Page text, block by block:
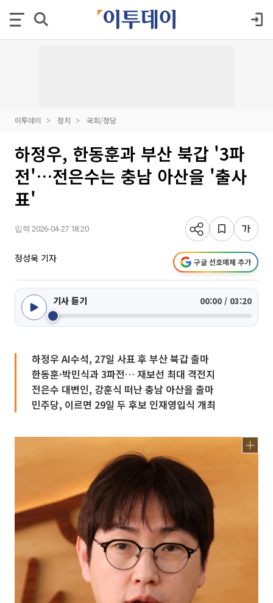
이투데이 정치 국회/정당
하정우, 한동훈과 부산 북갑 '3파
전'…전은수는 충남 아산을 '출사
표'
입력 2026-04-27 18:20
정성욱 기자 구글 선호매체 추가
기사 듣기 00:00 / 03:20
하정우 AI수석, 27일 사표 후 부산 북갑 출마
한동훈·박민식과 3파전… 재보선 최대 격전지
전은수 대변인, 강훈식 떠난 충남 아산을 출마
민주당, 이르면 29일 두 후보 인재영입식 개최